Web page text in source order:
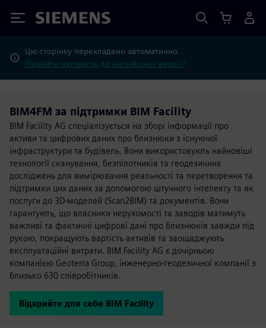
Siemens
Цю сторінку перекладено автоматично.
Перейти натомість до англійської версії?
BIM4FM за підтримки BIM Facility
BIM Facility AG спеціалізується на зборі інформації про
активи та цифрових даних про близнюки з існуючої
інфраструктури та будівель. Вони використовують найновіші
технології сканування, безпілотників та геодезичних
досліджень для вимірювання реальності та перетворення та
підтримки цих даних за допомогою штучного інтелекту та як
послуги до 3D-моделей (Scan2BIM) та документів. Вони
гарантують, що власники нерухомості та заводів матимуть
важливі та фактичні цифрові дані про близнюків завжди під
рукою, покращують вартість активів та заощаджують
експлуатаційні витрати. BIM Facility AG є дочірньою
компанією Geoterra Group, інженерно-геодезичної компанії з
близько 630 співробітників.
Відкрийте для себе BIM Facility